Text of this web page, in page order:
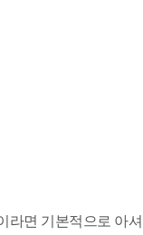
면 기본적으로 아